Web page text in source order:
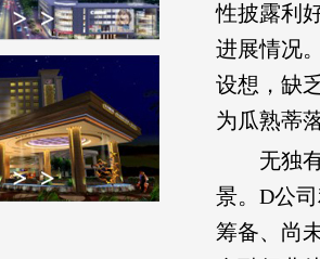
性披露利
进展情况
设想，缺
为瓜熟蒂
无独
景。D公
筹备、尚